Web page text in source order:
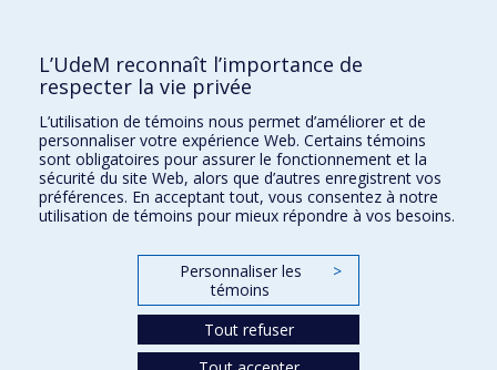
Comment soutenir l'École?
BESOIN D'AIDE?
Plan du site
Signaler une erreur
Accessibilité
FACULTÉ DES ARTS ET DES SCIENCES
Nos départements et écoles
L’UdeM reconnaît l’importance de
respecter la vie privée
L’utilisation de témoins nous permet d’améliorer et de
personnaliser votre expérience Web. Certains témoins
sont obligatoires pour assurer le fonctionnement et la
sécurité du site Web, alors que d’autres enregistrent vos
préférences. En acceptant tout, vous consentez à notre
utilisation de témoins pour mieux répondre à vos besoins.
Personnaliser les
témoins
>
Tout refuser